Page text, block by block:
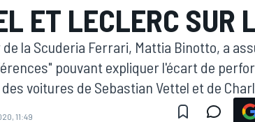
ET LECLERC SUR
la Scuderia Ferrari, Mattia Binotto, a
pouvant expliquer l'écart de
voitures de Sebastian Vettel et de
11:49